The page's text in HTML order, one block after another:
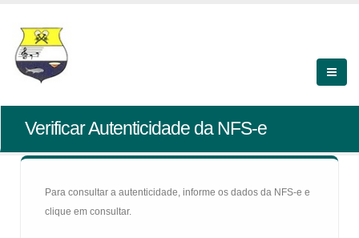
Verificar Autenticidade da NFS-e
Para consultar a autenticidade, informe os dados da NFS-e e
clique em consultar.